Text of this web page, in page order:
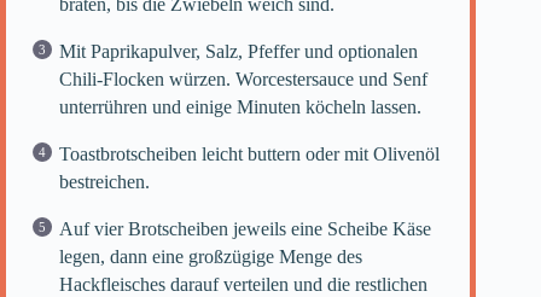
braten, bis die Zwiebeln weich sind.
Mit Paprikapulver, Salz, Pfeffer und optionalen
Chili-Flocken würzen. Worcestersauce und Senf
unterrühren und einige Minuten köcheln lassen.
Toastbrotscheiben leicht buttern oder mit Olivenöl
bestreichen.
Auf vier Brotscheiben jeweils eine Scheibe Käse
legen, dann eine großzügige Menge des
Hackfleisches darauf verteilen und die restlichen